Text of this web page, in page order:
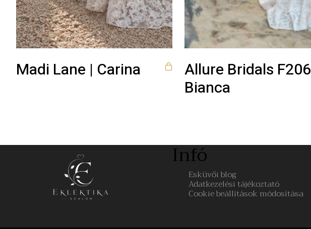
Madi Lane | Carina
Allure Bridals F206
Bianca
Infó
Esküvői blog
Adatkezelési tájékoztató
Cookie beállítások módosítása